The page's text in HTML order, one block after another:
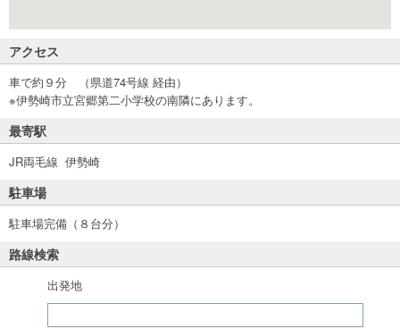
アクセス
車で約９分 （県道74号線 経由）
※伊勢崎市立宮郷第二小学校の南隣にあります。
最寄駅
JR両毛線 伊勢崎
駐車場
駐車場完備（８台分）
路線検索
出発地